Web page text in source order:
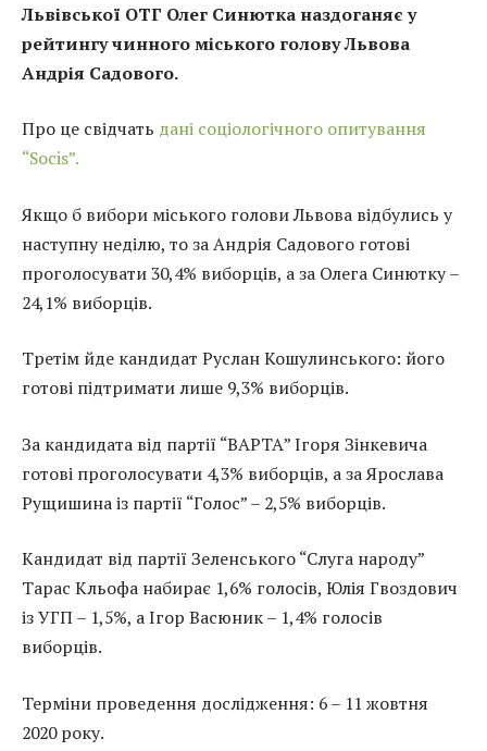
Львівської ОТГ Олег Синютка наздоганяє у
рейтингу чинного міського голову Львова
Андрія Садового.
Про це свідчать дані соціологічного опитування
“Socis”.
Якщо б вибори міського голови Львова відбулись у
наступну неділю, то за Андрія Садового готові
проголосувати 30,4% виборців, а за Олега Синютку –
24,1% виборців.
Третім йде кандидат Руслан Кошулинського: його
готові підтримати лише 9,3% виборців.
За кандидата від партії “ВАРТА” Ігоря Зінкевича
готові проголосувати 4,3% виборців, а за Ярослава
Рущишина із партії “Голос” – 2,5% виборців.
Кандидат від партії Зеленського “Слуга народу”
Тарас Кльофа набирає 1,6% голосів, Юлія Гвоздович
із УГП – 1,5%, а Ігор Васюник – 1,4% голосів
виборців.
Терміни проведення дослідження: 6 – 11 жовтня
2020 року.